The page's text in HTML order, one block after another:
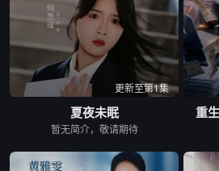
更新至第1集
夏夜未眠
暂无简介，敬请期待
重